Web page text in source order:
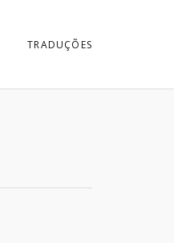
TRADUÇÕES